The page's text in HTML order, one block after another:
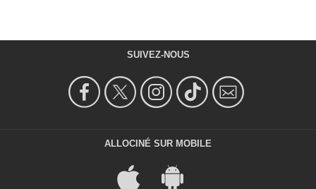
SUIVEZ-NOUS
ALLOCINÉ SUR MOBILE